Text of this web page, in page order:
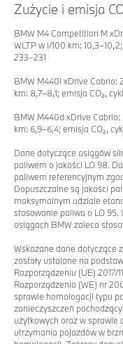
Zużycie i emisja
BMW M4 Competition M
WLTP w l/100 km:
233–231
BMW M440i xDrive Cabrio:
km: 8,7–8,1; emisja CO₂,
BMW M440d xDrive
km: 6,9–6,4; emisja CO₂,
Dane dotyczące osiągów
paliwem o jakości LO 98.
paliwem referencyjnym
Dopuszczalne są jakości
maksymalnym udziale
stosowanie paliwa o LO 95.
osiągach BMW zaleca
Wskazane dane dotyczące
zostały ustalone na
Rozporządzeniu (UE) 2017/
Rozporządzenia (WE) nr
sprawie homologacji typu
zanieczyszczeń
użytkowych oraz w
utrzymania pojazdów w